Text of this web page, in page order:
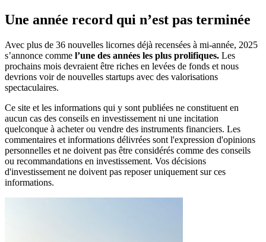
Une année record qui n’est pas terminée
Avec plus de 36 nouvelles licornes déjà recensées à mi-année, 2025
s’annonce comme l’une des années les plus prolifiques. Les
prochains mois devraient être riches en levées de fonds et nous
devrions voir de nouvelles startups avec des valorisations
spectaculaires.
Ce site et les informations qui y sont publiées ne constituent en
aucun cas des conseils en investissement ni une incitation
quelconque à acheter ou vendre des instruments financiers. Les
commentaires et informations délivrées sont l'expression d'opinions
personnelles et ne doivent pas être considérés comme des conseils
ou recommandations en investissement. Vos décisions
d'investissement ne doivent pas reposer uniquement sur ces
informations.